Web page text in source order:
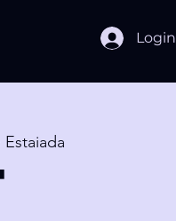
Login
Estaiada